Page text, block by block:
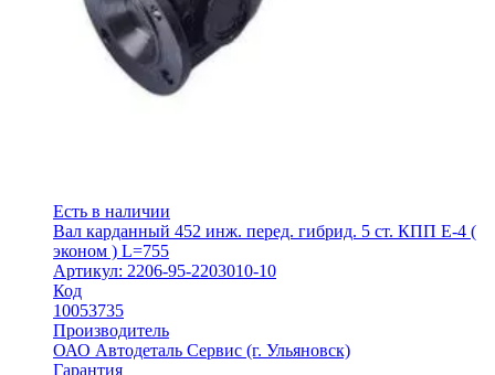
Есть в наличии
Вал карданный 452 инж. перед. гибрид. 5 ст. КПП Е-4 (
эконом ) L=755
Артикул: 2206-95-2203010-10
Код
10053735
Производитель
ОАО Автодеталь Сервис (г. Ульяновск)
Гарантия